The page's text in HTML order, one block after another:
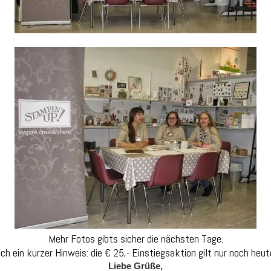
Mehr Fotos gibts sicher die nächsten Tage.
ein kurzer Hinweis: die € 25,- Einstiegsaktion gilt nur noch
Liebe Grüße,